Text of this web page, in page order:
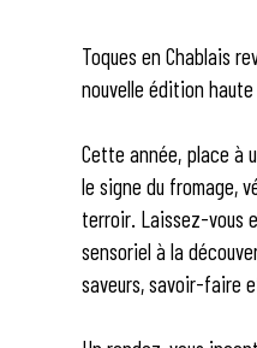
Toques en Chablais
nouvelle édition
Cette année, place à
le signe du fromage,
terroir. Laissez-vous
sensoriel à la
saveurs, savoir-faire